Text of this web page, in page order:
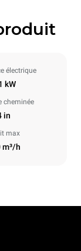
électrique
kW
cheminée
in
max
m³/h